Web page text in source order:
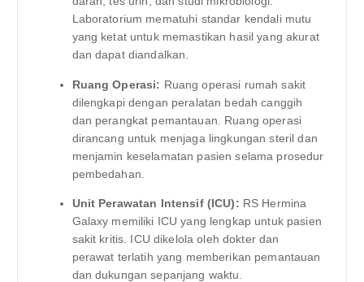
Laboratorium mematuhi standar kendali mutu
yang ketat untuk memastikan hasil yang akurat
dan dapat diandalkan.
Ruang Operasi: Ruang operasi rumah sakit
dilengkapi dengan peralatan bedah canggih
dan perangkat pemantauan. Ruang operasi
dirancang untuk menjaga lingkungan steril dan
menjamin keselamatan pasien selama prosedur
pembedahan.
Unit Perawatan Intensif (ICU): RS Hermina
Galaxy memiliki ICU yang lengkap untuk pasien
sakit kritis. ICU dikelola oleh dokter dan
perawat terlatih yang memberikan pemantauan
dan dukungan sepanjang waktu.